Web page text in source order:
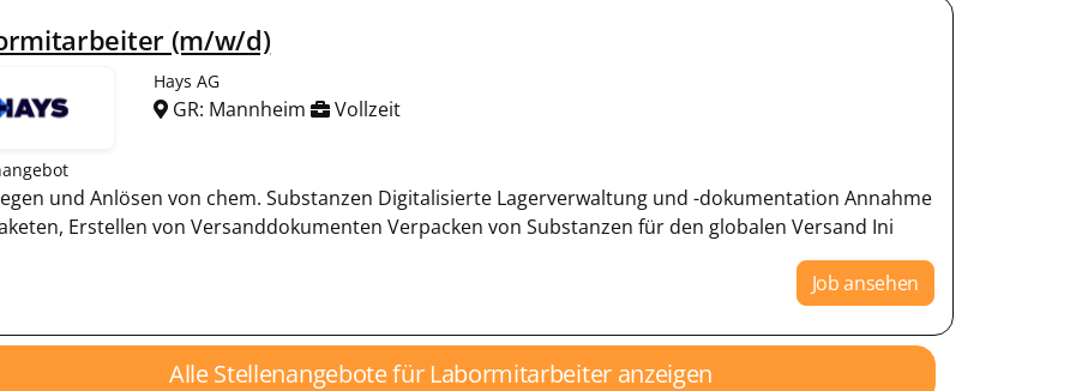
(m/w/d)
Hays AG
GR: Mannheim Vollzeit
und Anlösen von chem. Substanzen Digitalisierte Lagerverwaltung und -dokumentation Annahme
Erstellen von Versanddokumenten Verpacken von Substanzen für den globalen Versand Ini
Job ansehen
Alle Stellenangebote für Labormitarbeiter anzeigen